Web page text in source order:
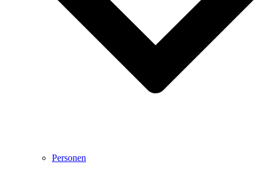
Personen